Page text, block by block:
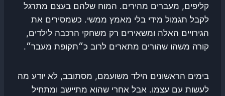
קליפים, מעברים מהירים. המוח שלהם בעצם מתרגל
לקבל תגמול מידי בלי מאמץ ממשי. כשמסירים את
הגירויים האלה ומשאירים רק משחקי הרכבה לילדים,
קורה משהו שהורים מתארים לרוב כ״תקופת מעבר״.
בימים הראשונים הילד משועמם, מסתובב, לא יודע מה
לעשות עם עצמו. אבל אחרי שהוא מתיישב ומתחיל